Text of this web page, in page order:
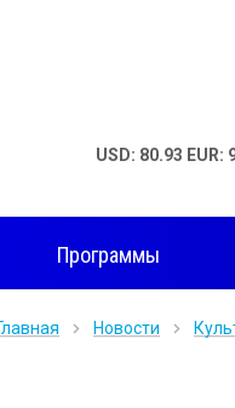
USD: 80.93 EUR:
Программы
Новости